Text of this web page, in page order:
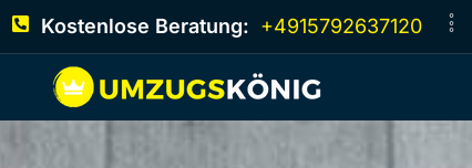
Kostenlose Beratung: +4915792637120